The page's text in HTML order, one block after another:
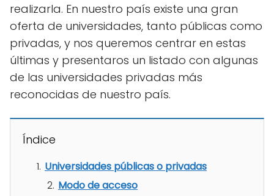
realizarla. En nuestro país existe una gran
oferta de universidades, tanto públicas como
privadas, y nos queremos centrar en estas
últimas y presentaros un listado con algunas
de las universidades privadas más
reconocidas de nuestro país.
Índice
Universidades públicas o privadas
Modo de acceso